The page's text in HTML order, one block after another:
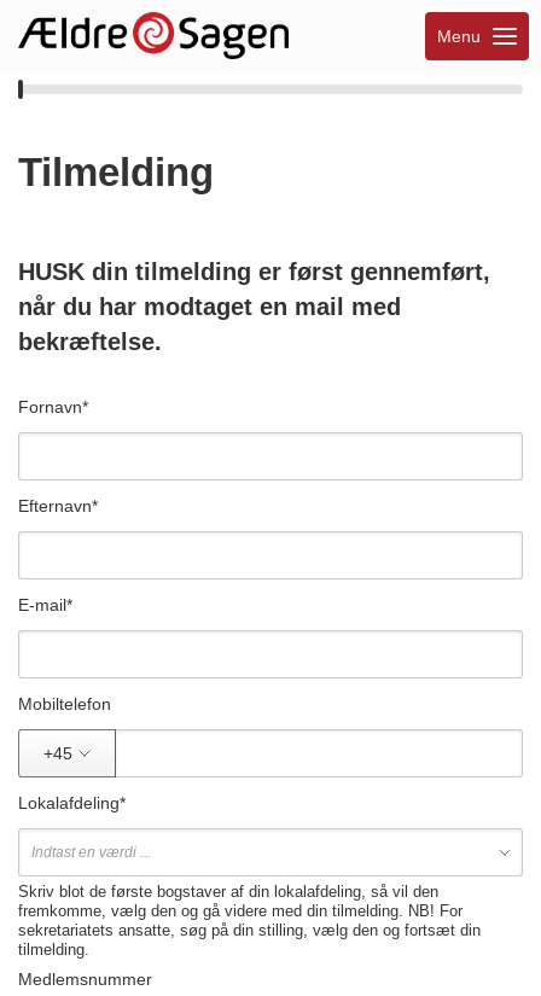
Menu
Tilmelding
HUSK din tilmelding er først gennemført,
når du har modtaget en mail med
bekræftelse.
Fornavn*
Efternavn*
E-mail*
Mobiltelefon
+45
Lokalafdeling*
Skriv blot de første bogstaver af din lokalafdeling, så vil den
fremkomme, vælg den og gå videre med din tilmelding. NB! For
sekretariatets ansatte, søg på din stilling, vælg den og fortsæt din
tilmelding.
Medlemsnummer